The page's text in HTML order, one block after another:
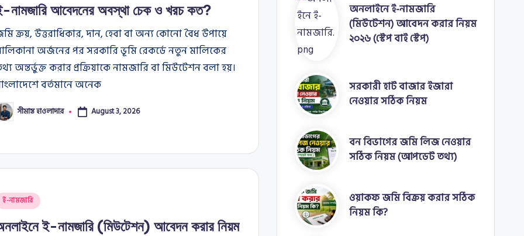
নামজারি আবেদনের অবস্থা চেক ও খরচ কত?
ক্রয়, উত্তরাধিকার, দান, হেবা বা অন্য কোনো বৈধ উপায়ে
অর্জনের পর সরকারি ভূমি রেকর্ডে নতুন মালিকের
অন্তর্ভুক্ত করার প্রক্রিয়াকে নামজারি বা মিউটেশন বলা হয়।
বর্তমানে অনেক
সীমান্ত হাওলাদার August 3, 2026
ই-নামজারি
ই-নামজারি (মিউটেশন) আবেদন করার নিয়ম
অনলাইনে ই-নামজারি
(মিউটেশন) আবেদন করার নিয়ম
২০২৬ (স্টেপ বাই স্টেপ)
সরকারী হাট বাজার ইজারা
নেওয়ার সঠিক নিয়ম
বন বিভাগের জমি লিজ নেওয়ার
সঠিক নিয়ম (আপডেট তথ্য)
ওয়াকফ জমি বিক্রয় করার সঠিক
নিয়ম কি?